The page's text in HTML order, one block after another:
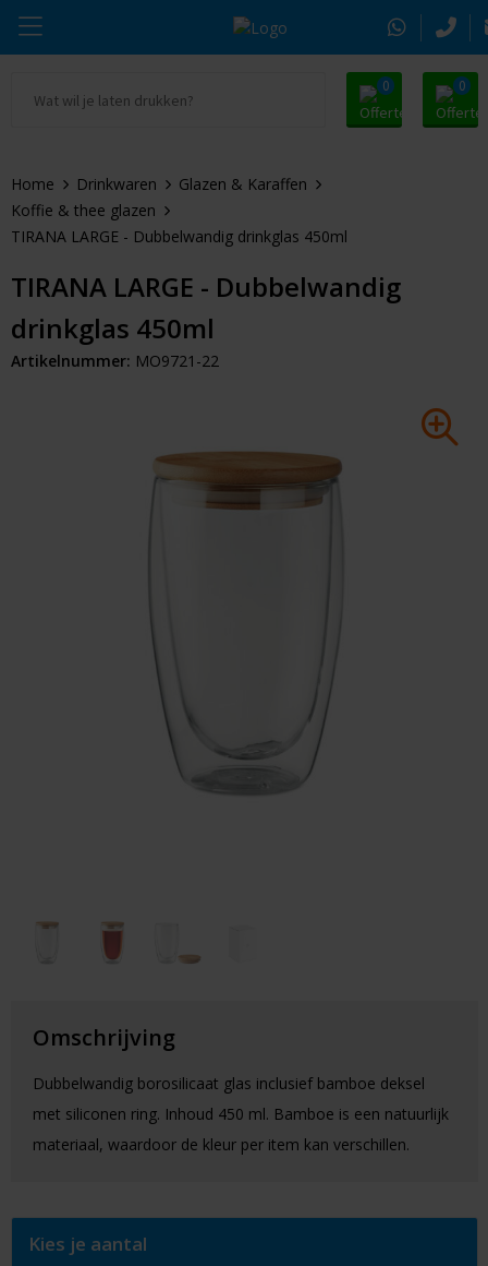
0 0
Drinkwaren
Kleding & Textiel
Tassen & Reizen
Elektronica & Gadgets
Sleutelhangers & Tools
Gezondheid & Verzorging
Alle promosnoepje
Zomer
Pasen
Kerst
Eindejaarsgeschenken
Thule
Moleskine
Alle merken
Home Drinkwaren
Glazen & Karaffen
Koffie & thee glazen
TIRANA LARGE - Dubbelwandig drinkglas 450ml
TIRANA LARGE - Dubbelwandig
drinkglas 450ml
Artikelnummer: MO9721-22
Omschrijving
Dubbelwandig borosilicaat glas inclusief bamboe deksel
met siliconen ring. Inhoud 450 ml. Bamboe is een natuurlijk
materiaal, waardoor de kleur per item kan verschillen.
Kies je aantal